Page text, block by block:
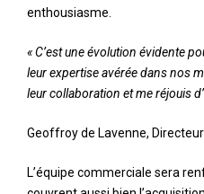
enthousiasme.
« C’est une évolution évidente
leur expertise avérée dans nos
leur collaboration et me réjouis
Geoffroy de Lavenne,
L’équipe commerciale sera